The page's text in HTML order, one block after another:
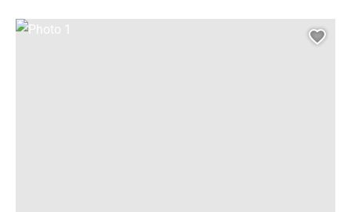
Photo 1, © Droits gérés